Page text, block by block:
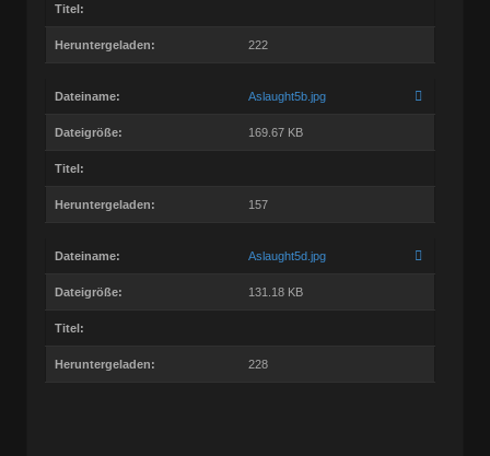
Titel:
Heruntergeladen: 222
Dateiname: Aslaught5b.jpg
Dateigröße: 169.67 KB
Titel:
Heruntergeladen: 157
Dateiname: Aslaught5d.jpg
Dateigröße: 131.18 KB
Titel:
Heruntergeladen: 228